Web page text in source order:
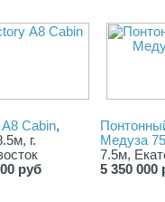
оборудование и
интересующие вопросы.
странам СНГ.
уточняйте у
Cabin,
г.
руб
Медуза
7.5м,
5 350 000